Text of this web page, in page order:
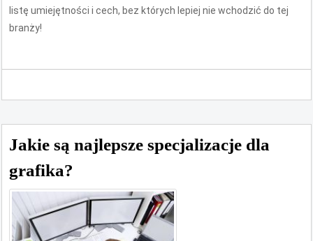
listę umiejętności i cech, bez których lepiej nie wchodzić do tej
branży!
Jakie są najlepsze specjalizacje dla
grafika?